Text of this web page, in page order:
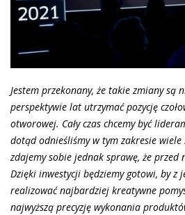
Jestem przekonany, że takie zmiany są
perspektywie lat utrzymać pozycję
otworowej. Cały czas chcemy być
dotąd odnieśliśmy w tym zakresie wiele
zdajemy sobie jednak sprawę, że przed
Dzięki inwestycji będziemy gotowi, by z
realizować najbardziej kreatywne
najwyższą precyzję wykonania